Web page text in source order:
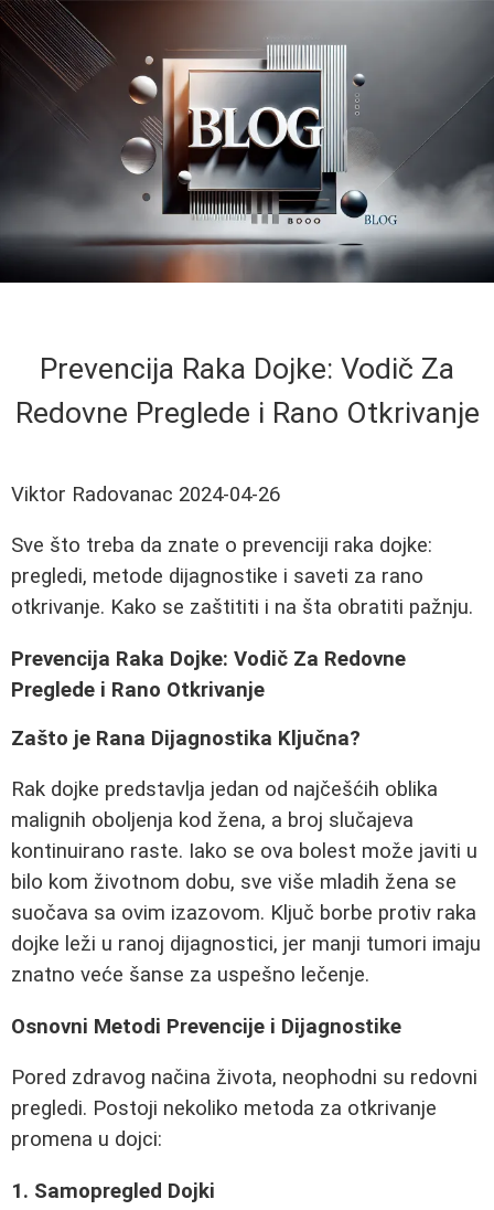
Prevencija Raka Dojke: Vodič Za
Redovne Preglede i Rano Otkrivanje
Viktor Radovanac 2024-04-26
Sve što treba da znate o prevenciji raka dojke:
pregledi, metode dijagnostike i saveti za rano
otkrivanje. Kako se zaštititi i na šta obratiti pažnju.
Prevencija Raka Dojke: Vodič Za Redovne
Preglede i Rano Otkrivanje
Zašto je Rana Dijagnostika Ključna?
Rak dojke predstavlja jedan od najčešćih oblika
malignih oboljenja kod žena, a broj slučajeva
kontinuirano raste. Iako se ova bolest može javiti u
bilo kom životnom dobu, sve više mladih žena se
suočava sa ovim izazovom. Ključ borbe protiv raka
dojke leži u ranoj dijagnostici, jer manji tumori imaju
znatno veće šanse za uspešno lečenje.
Osnovni Metodi Prevencije i Dijagnostike
Pored zdravog načina života, neophodni su redovni
pregledi. Postoji nekoliko metoda za otkrivanje
promena u dojci:
1. Samopregled Dojki